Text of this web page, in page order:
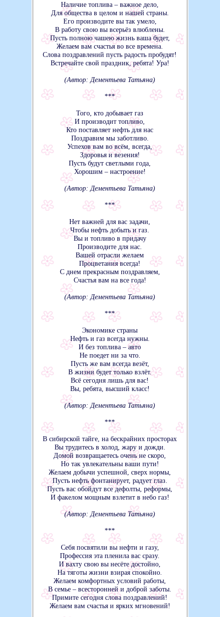
Наличие топлива – важное дело,
Для общества в целом и нашей страны.
Его производите вы так умело,
В работу свою вы всерьёз влюблены.
Пусть полною чашею жизнь ваша будет,
Желаем вам счастья во все времена.
Слова поздравлений пусть радость пробудят!
Встречайте свой праздник, ребята! Ура!
(Автор: Дементьева Татьяна)
***
Того, кто добывает газ
И производит топливо,
Кто поставляет нефть для нас
Поздравим мы заботливо.
Успехов вам во всём, всегда,
Здоровья и везения!
Пусть будут светлыми года,
Хорошим – настроение!
(Автор: Дементьева Татьяна)
***
Нет важней для вас задачи,
Чтобы нефть добыть и газ.
Вы и топливо в придачу
Производите для нас.
Вашей отрасли желаем
Процветания всегда!
С днем прекрасным поздравляем,
Счастья вам на все года!
(Автор: Дементьева Татьяна)
***
Экономике страны
Нефть и газ всегда нужны.
И без топлива – авто
Не поедет ни за что.
Пусть же вам всегда везёт,
В жизни будет только взлёт.
Всё сегодня лишь для вас!
Вы, ребята, высший класс!
(Автор: Дементьева Татьяна)
***
В сибирской тайге, на бескрайних просторах
Вы трудитесь в холод, жару и дожди.
Домой возвращаетесь очень не скоро,
Но так увлекательны ваши пути!
Желаем добычи успешной, сверх нормы,
Пусть нефть фонтанирует, радует глаз.
Пусть вас обойдут все дефолты, реформы,
И факелом мощным взлетит в небо газ!
(Автор: Дементьева Татьяна)
***
Себя посвятили вы нефти и газу,
Профессия эта пленила вас сразу.
И вахту свою вы несёте достойно,
На тяготы жизни взирая спокойно.
Желаем комфортных условий работы,
В семье – всесторонней и доброй заботы.
Примите сегодня слова поздравлений!
Желаем вам счастья и ярких мгновений!